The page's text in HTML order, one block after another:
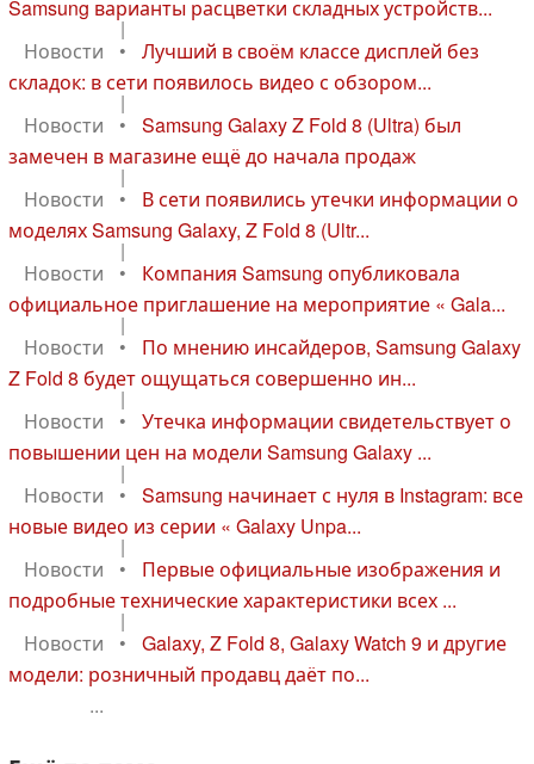
Samsung варианты расцветки складных устройств...
|
Новости
•
Лучший в своём классе дисплей без
складок: в сети появилось видео с обзором...
|
Новости
•
Samsung Galaxy Z Fold 8 (Ultra) был
замечен в магазине ещё до начала продаж
|
Новости
•
В сети появились утечки информации о
моделях Samsung Galaxy, Z Fold 8 (Ultr...
|
Новости
•
Компания Samsung опубликовала
официальное приглашение на мероприятие « Gala...
|
Новости
•
По мнению инсайдеров, Samsung Galaxy
Z Fold 8 будет ощущаться совершенно ин...
|
Новости
•
Утечка информации свидетельствует о
повышении цен на модели Samsung Galaxy ...
|
Новости
•
Samsung начинает с нуля в Instagram: все
новые видео из серии « Galaxy Unpa...
|
Новости
•
Первые официальные изображения и
подробные технические характеристики всех ...
|
Новости
•
Galaxy, Z Fold 8, Galaxy Watch 9 и другие
модели: розничный продавц даёт по...
...